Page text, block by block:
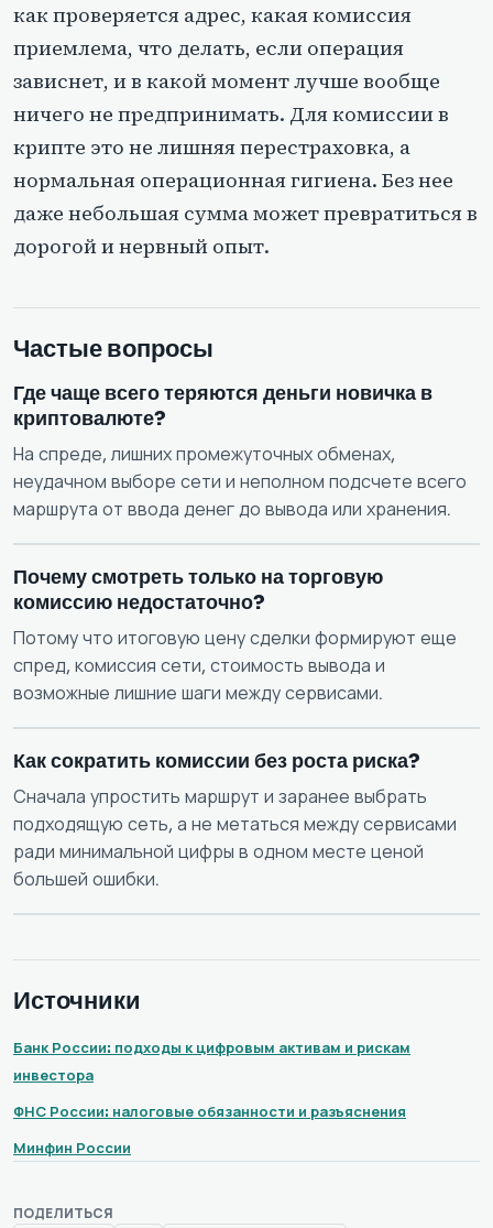
как проверяется адрес, какая комиссия
приемлема, что делать, если операция
зависнет, и в какой момент лучше вообще
ничего не предпринимать. Для комиссии в
крипте это не лишняя перестраховка, а
нормальная операционная гигиена. Без нее
даже небольшая сумма может превратиться в
дорогой и нервный опыт.
Частые вопросы
Где чаще всего теряются деньги новичка в
криптовалюте?
На спреде, лишних промежуточных обменах,
неудачном выборе сети и неполном подсчете всего
маршрута от ввода денег до вывода или хранения.
Почему смотреть только на торговую
комиссию недостаточно?
Потому что итоговую цену сделки формируют еще
спред, комиссия сети, стоимость вывода и
возможные лишние шаги между сервисами.
Как сократить комиссии без роста риска?
Сначала упростить маршрут и заранее выбрать
подходящую сеть, а не метаться между сервисами
ради минимальной цифры в одном месте ценой
большей ошибки.
Источники
Банк России: подходы к цифровым активам и рискам
инвестора
ФНС России: налоговые обязанности и разъяснения
Минфин России
ПОДЕЛИТЬСЯ